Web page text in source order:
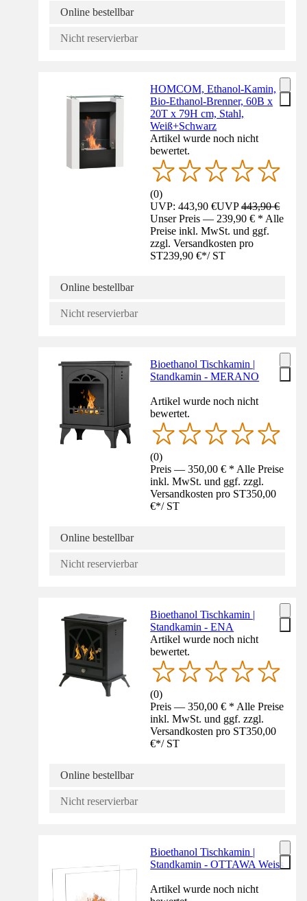
Online bestellbar
Nicht reservierbar
HOMCOM, Ethanol-Kamin,
Bio-Ethanol-Brenner, 60B x
20T x 79H cm, Stahl,
Weiß+Schwarz
Artikel wurde noch nicht
bewertet.
(0)
UVP: 443,90 €UVP443,90 €
Unser Preis — 239,90 € * Alle
Preise inkl. MwSt. und ggf.
zzgl. Versandkosten pro
ST239,90 €*/ ST
Online bestellbar
Nicht reservierbar
Bioethanol Tischkamin |
Standkamin - MERANO
Artikel wurde noch nicht
bewertet.
(0)
Preis — 350,00 € * Alle Preise
inkl. MwSt. und ggf. zzgl.
Versandkosten pro ST350,00
€*/ ST
Online bestellbar
Nicht reservierbar
Bioethanol Tischkamin |
Standkamin - ENA
Artikel wurde noch nicht
bewertet.
(0)
Preis — 350,00 € * Alle Preise
inkl. MwSt. und ggf. zzgl.
Versandkosten pro ST350,00
€*/ ST
Online bestellbar
Nicht reservierbar
Bioethanol Tischkamin |
Standkamin - OTTAWA Weiss
Artikel wurde noch nicht